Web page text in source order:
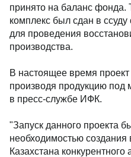
принято на баланс фонда.
комплекс был сдан в
для проведения
производства.
В настоящее время
производя продукцию под
в пресс-службе ИФК.
"Запуск данного проекта
необходимостью создания
Казахстана